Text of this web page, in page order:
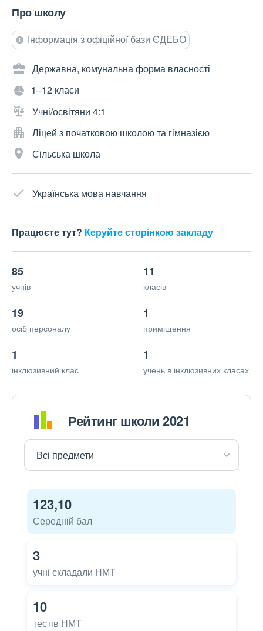
Про школу
Інформація з офіційної бази ЄДЕБО
Державна, комунальна форма власності
1–12 класи
Учні/освітяни 4:1
Ліцей з початковою школою та гімназією
Сільська школа
Українська мова навчання
Працюєте тут? Керуйте сторінкою закладу
85
учнів
11
класів
19
осіб персоналу
1
приміщення
1
інклюзивний клас
1
учень в інклюзивних класах
Рейтинг школи 2021
123,10
Середній бал
3
учні складали НМТ
10
тестів НМТ